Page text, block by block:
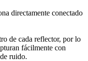
directamente conectado
de cada reflector, por lo
fácilmente con
ruido.